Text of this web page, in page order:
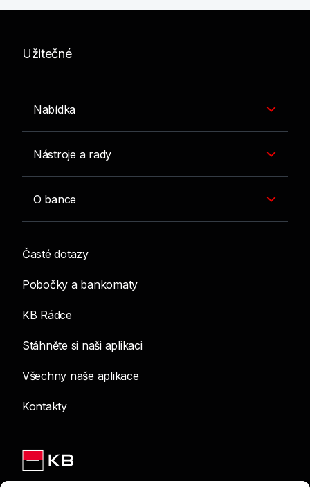
Užitečné
Nabídka
Nástroje a rady
O bance
Časté dotazy
Pobočky a bankomaty
KB Rádce
Stáhněte si naši aplikaci
Všechny naše aplikace
Kontakty